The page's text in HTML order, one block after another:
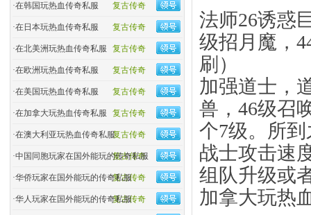
复古传奇
·在韩国玩热血传奇私服
复古传奇
·在日本玩热血传奇私服
复古传奇
·在北美洲玩热血传奇私服
复古传奇
·在欧洲玩热血传奇私服
复古传奇
·在美国玩热血传奇私服
复古传奇
·在加拿大玩热血传奇私服
复古传奇
·在澳大利亚玩热血传奇私服
复古传奇
·中国同胞玩家在国外能玩的传奇私服
复古传奇
·华侨玩家在国外能玩的传奇私服
复古传奇
·华人玩家在国外能玩的传奇私服
法师26诱惑
级招月魔，
刷）
加强道士，
兽，46级召
个7级。所
战士攻击速
组队升级或
加拿大玩热